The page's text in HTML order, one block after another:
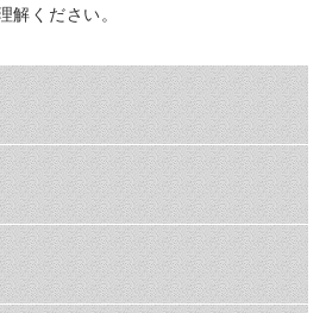
解ください。